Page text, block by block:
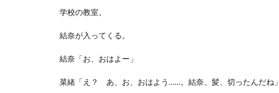
学校の教室。
結奈が入ってくる。
結奈「お、おはよー」
菜緒「え？ あ、お、おはよう……。結奈、髪、切ったんだね」